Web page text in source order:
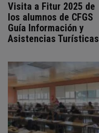
Visita a Fitur 2025 de
los alumnos de CFGS
Guía Información y
Asistencias Turísticas